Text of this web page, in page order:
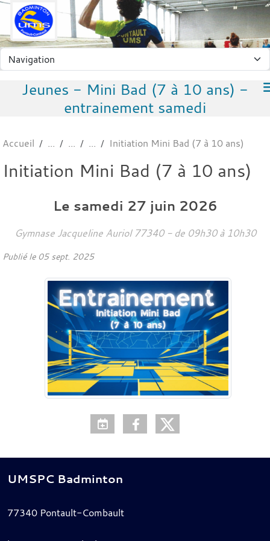
Jeunes - Mini Bad (7 à 10 ans) -
entrainement samedi
Accueil Initiation Mini Bad (7 à 10 ans)
Initiation Mini Bad (7 à 10 ans)
Le samedi 27 juin 2026
Gymnase Jacqueline Auriol 77340 - de 09h30 à 10h30
Publié le 05 sept. 2025
UMSPC Badminton
77340 Pontault-Combault
Panneau de gestion des cookies